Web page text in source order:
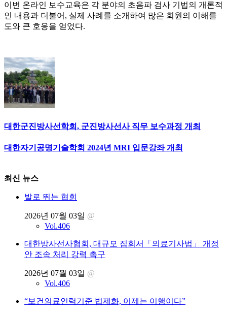
이번 온라인 보수교육은 각 분야의 초음파 검사 기법의 개론적
인 내용과 더불어, 실제 사례를 소개하여 많은 회원의 이해를
도와 큰 호응을 얻었다.
대한군진방사선학회, 군진방사선사 직무 보수과정 개최
대한자기공명기술학회 2024년 MRI 입문강좌 개최
최신 뉴스
발로 뛰는 협회
2026년 07월 03일 @
Vol.406
대한방사선사협회, 대규모 집회서「의료기사법」 개정
안 조속 처리 강력 촉구
2026년 07월 03일 @
Vol.406
“보건의료인력기준 법제화, 이제는 이행이다”